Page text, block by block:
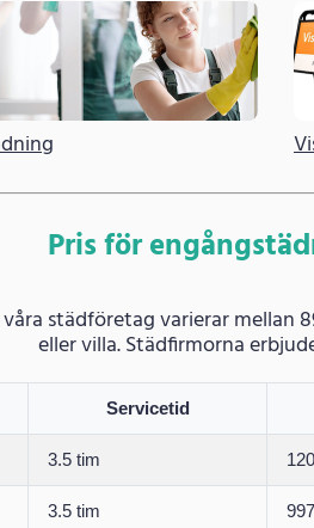
Pris för
städföretag varierar mellan
eller villa. Städfirmorna
Servicetid
3.5 tim
3.5 tim